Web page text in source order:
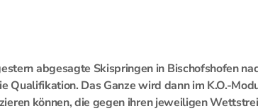
abgesagte Skispringen in Bischofshofen
Das Ganze wird dann im K.O.-
können, die gegen ihren jeweiligen